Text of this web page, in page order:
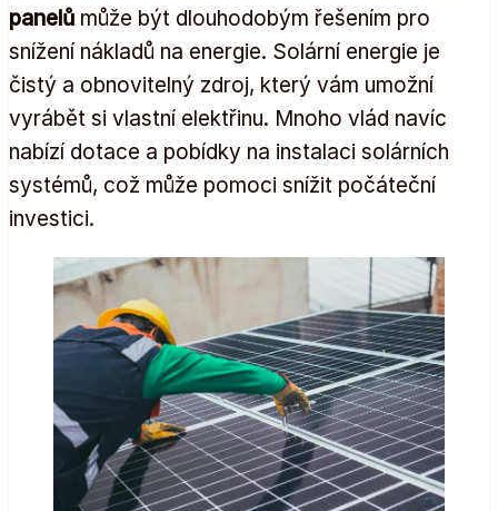
panelů může být dlouhodobým řešením pro
snížení nákladů na energie. Solární energie je
čistý a obnovitelný zdroj, který vám umožní
vyrábět si vlastní elektřinu. Mnoho vlád navíc
nabízí dotace a pobídky na instalaci solárních
systémů, což může pomoci snížit počáteční
investici.